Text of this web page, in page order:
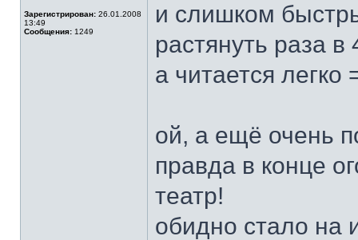
Зарегистрирован: 26.01.2008
13:49
Сообщения: 1249
и слишком
растянуть раза
а читается легко
ой, а ещё очень
правда в конце
театр!
обидно стало на